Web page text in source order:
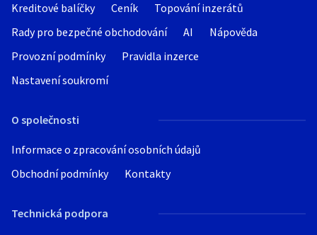
Kreditové balíčky Ceník
Topování inzerátů
Rady pro bezpečné obchodování
AI
Nápověda
Provozní podmínky
Pravidla inzerce
Nastavení soukromí
O společnosti
Informace o zpracování osobních údajů
Obchodní podmínky
Kontakty
Technická podpora